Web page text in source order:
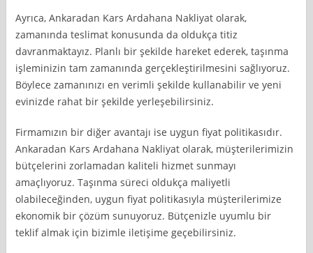
Ayrıca, Ankaradan Kars Ardahana Nakliyat olarak,
zamanında teslimat konusunda da oldukça titiz
davranmaktayız. Planlı bir şekilde hareket ederek, taşınma
işleminizin tam zamanında gerçekleştirilmesini sağlıyoruz.
Böylece zamanınızı en verimli şekilde kullanabilir ve yeni
evinizde rahat bir şekilde yerleşebilirsiniz.
Firmamızın bir diğer avantajı ise uygun fiyat politikasıdır.
Ankaradan Kars Ardahana Nakliyat olarak, müşterilerimizin
bütçelerini zorlamadan kaliteli hizmet sunmayı
amaçlıyoruz. Taşınma süreci oldukça maliyetli
olabileceğinden, uygun fiyat politikasıyla müşterilerimize
ekonomik bir çözüm sunuyoruz. Bütçenizle uyumlu bir
teklif almak için bizimle iletişime geçebilirsiniz.